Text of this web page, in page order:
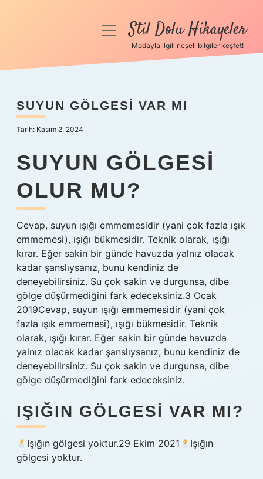
Anasayfa
Yasal Uyarı
menüyüStil Dolu Hikayeler
Modayla ilgili neşeli bilgiler keşfet!
SUYUN GÖLGESI VAR MI
Tarih: Kasım 2, 2024
SUYUN GÖLGESI
OLUR MU?
Cevap, suyun ışığı emmemesidir (yani çok fazla ışık
emmemesi), ışığı bükmesidir. Teknik olarak, ışığı
kırar. Eğer sakin bir günde havuzda yalnız olacak
kadar şanslıysanız, bunu kendiniz de
deneyebilirsiniz. Su çok sakin ve durgunsa, dibe
gölge düşürmediğini fark edeceksiniz.3 Ocak
2019Cevap, suyun ışığı emmemesidir (yani çok
fazla ışık emmemesi), ışığı bükmesidir. Teknik
olarak, ışığı kırar. Eğer sakin bir günde havuzda
yalnız olacak kadar şanslıysanız, bunu kendiniz de
deneyebilirsiniz. Su çok sakin ve durgunsa, dibe
gölge düşürmediğini fark edeceksiniz.
IŞIĞIN GÖLGESI VAR MI?
Işığın gölgesi yoktur.29 Ekim 2021
Işığın
gölgesi yoktur.